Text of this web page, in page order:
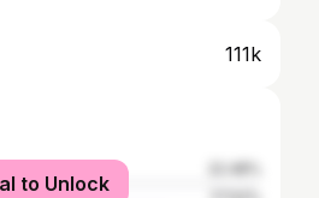
111k
to Unlock